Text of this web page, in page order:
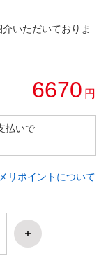
いただいておりま
6670 円
払いで
リポイントについて